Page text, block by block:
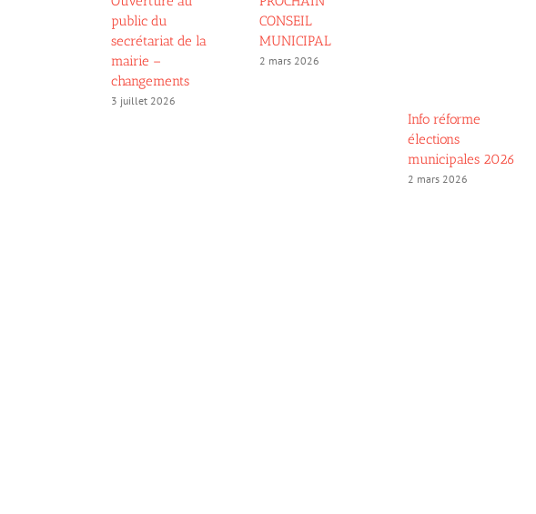
public du
secrétariat de la
mairie –
changements
3 juillet 2026
CONSEIL
MUNICIPAL
2 mars 2026
Info réforme
élections
municipales 2026
2 mars 2026